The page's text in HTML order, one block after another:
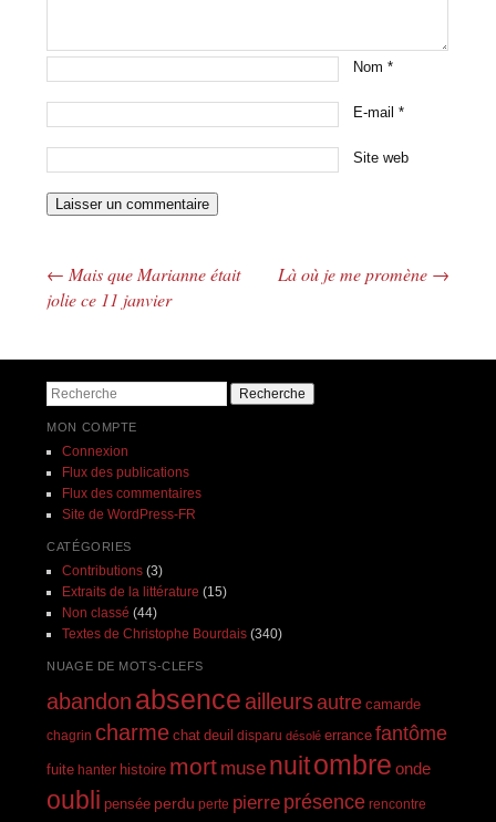
Nom*
E-mail*
Site web
Navigation des articles
← Mais que Marianne était
jolie ce 11 janvier
Là où je me promène →
Recherche
MON COMPTE
Connexion
Flux des publications
Flux des commentaires
Site de WordPress-FR
CATÉGORIES
Contributions(3)
Extraits de la littérature (15)
Non classé (44)
Textes de Christophe Bourdais(340)
NUAGE DE MOTS-CLEFS
abandon absence ailleursautre camarde
chagrin charme chat deuil disparu désolé errance fantôme
fuite hanter histoire mort muse nuitombre onde
oubli pensée perdu perte pierre présence rencontre